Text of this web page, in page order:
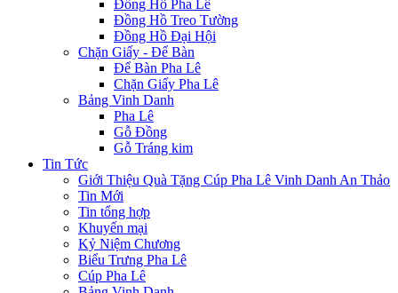
Đồng Hồ Pha Lê
Đồng Hồ Treo Tường
Đồng Hồ Đại Hội
Chặn Giấy - Để Bàn
Để Bàn Pha Lê
Chặn Giấy Pha Lê
Bảng Vinh Danh
Pha Lê
Gỗ Đồng
Gỗ Tráng kim
Tin Tức
Giới Thiệu Quà Tặng Cúp Pha Lê Vinh Danh An Thảo
Tin Mới
Tin tổng hợp
Khuyến mại
Kỷ Niệm Chương
Biểu Trưng Pha Lê
Cúp Pha Lê